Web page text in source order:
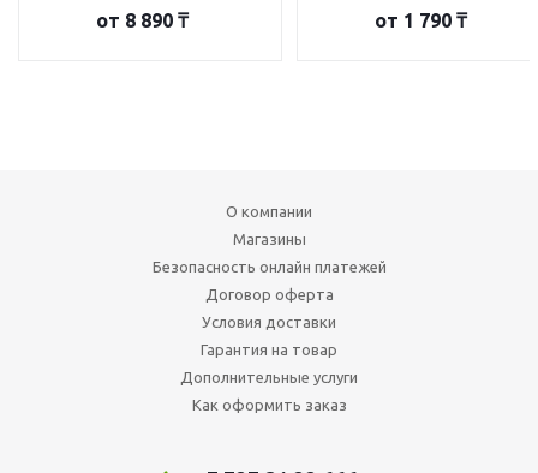
от 8 890 ₸ от 1 790 ₸
О компании
Магазины
Безопасность онлайн платежей
Договор оферта
Условия доставки
Гарантия на товар
Дополнительные услуги
Как оформить заказ